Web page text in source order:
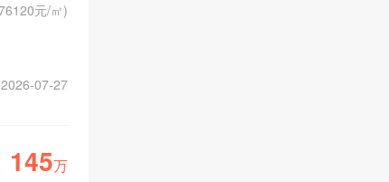
2026-07-27
元/㎡)
145万